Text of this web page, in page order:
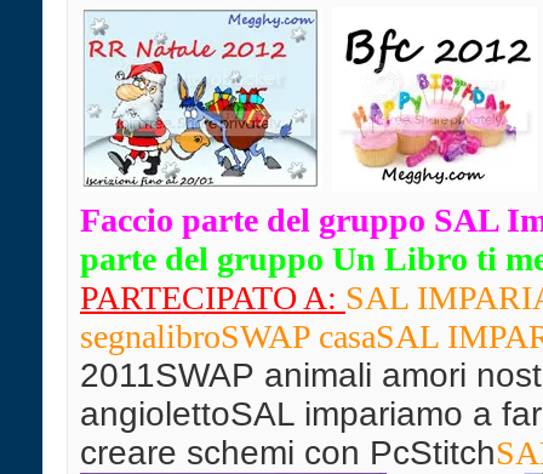
Faccio parte del gruppo SAL
parte del gruppo Un Libro ti
PARTECIPATO A: SAL
segnalibroSWAP casaSAL
2011SWAP animali amori
angiolettoSAL impariamo a
creare schemi con PcStitch